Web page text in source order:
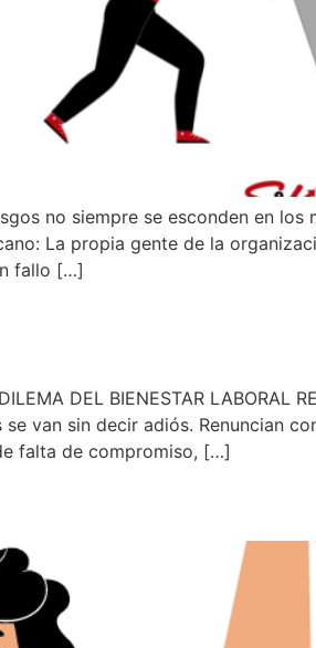
no siempre se esconden en
La propia gente de la
fallo […]
DEL BIENESTAR LABORAL
van sin decir adiós. Renuncian
falta de compromiso, […]